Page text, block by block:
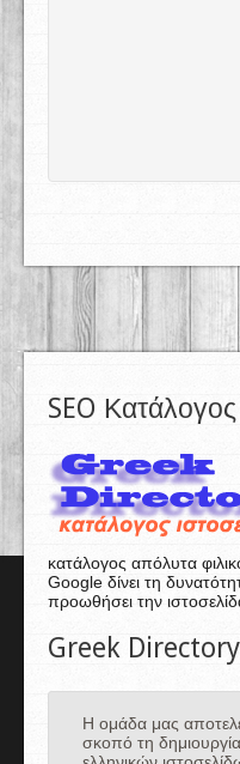
SEO Κατάλογος
κατάλογος απόλυτα
Google δίνει τη
προωθήσει την
Greek
Η ομάδα μας
σκοπό τη